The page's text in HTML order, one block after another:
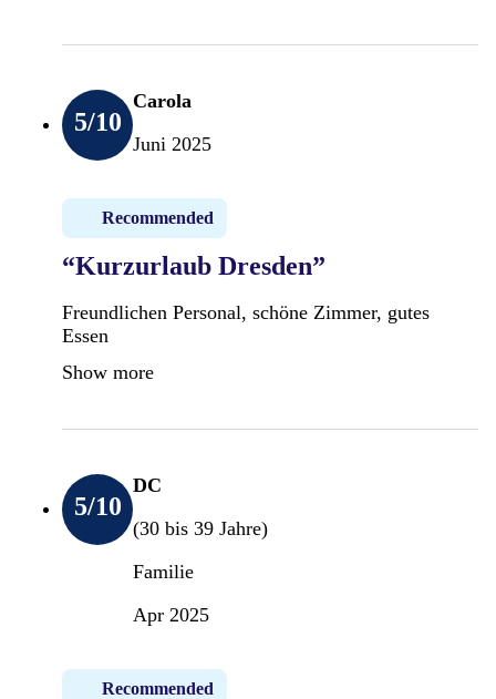
5/10
Carola
Juni 2025
Recommended
“Kurzurlaub Dresden”
Freundlichen Personal, schöne Zimmer, gutes
Essen
Show more
5/10
DC
(30 bis 39 Jahre)
Familie
Apr 2025
Recommended